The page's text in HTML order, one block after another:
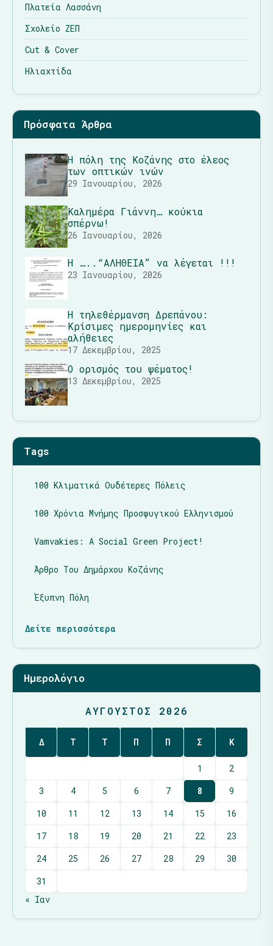
Πλατεία Λασσάνη
Σχολείο ΖΕΠ
Cut & Cover
Ηλιαχτίδα
Πρόσφατα Άρθρα
Η πόλη της Κοζάνης στο έλεος
των οπτικών ινών
29 Ιανουαρίου, 2026
Καλημέρα Γιάννη… κούκια
σπέρνω!
26 Ιανουαρίου, 2026
Η …..“ΑΛΗΘΕΙΑ” να λέγεται !!!
23 Ιανουαρίου, 2026
Η τηλεθέρμανση Δρεπάνου:
Κρίσιμες ημερομηνίες και
αλήθειες
17 Δεκεμβρίου, 2025
Ο ορισμός του ψέματος!
13 Δεκεμβρίου, 2025
Tags
100 Κλιματικά Ουδέτερες Πόλεις
100 Χρόνια Μνήμης Προσφυγικού Ελληνισμού
Vamvakies: A Social Green Project!
Άρθρο Του Δημάρχου Κοζάνης
Έξυπνη Πόλη
Δείτε περισσότερα
Ημερολόγιο
ΑΎΓΟΥΣΤΟΣ 2026
Δ Τ Τ Π Π Σ Κ
1
2
3
4 5 6 7 8
9
10
11 12 13 14 15
16
17
18 19 20 21 22
23
24
25 26 27 28 29
30
31
« Ιαν